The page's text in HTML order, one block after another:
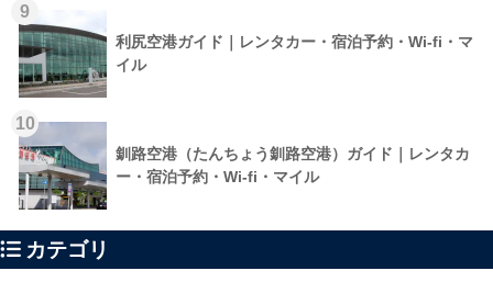
9
利尻空港ガイド｜レンタカー・宿泊予約・Wi-fi・マ
イル
10
釧路空港（たんちょう釧路空港）ガイド｜レンタカ
ー・宿泊予約・Wi-fi・マイル
カテゴリ